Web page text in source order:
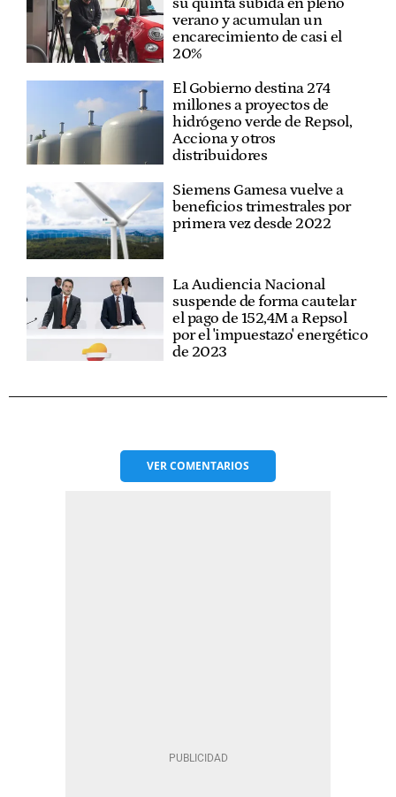
verano y acumulan un
encarecimiento de casi el
20%
El Gobierno destina 274
millones a proyectos de
hidrógeno verde de Repsol,
Acciona y otros
distribuidores
Siemens Gamesa vuelve a
beneficios trimestrales por
primera vez desde 2022
La Audiencia Nacional
suspende de forma cautelar
el pago de 152,4M a Repsol
por el 'impuestazo' energético
de 2023
VERCOMENTARIOS